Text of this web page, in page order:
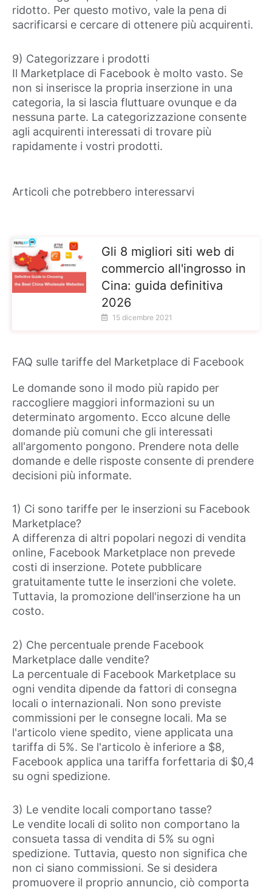
ridotto. Per questo motivo, vale la pena di
sacrificarsi e cercare di ottenere più acquirenti.
9) Categorizzare i prodotti
Il Marketplace di Facebook è molto vasto. Se
non si inserisce la propria inserzione in una
categoria, la si lascia fluttuare ovunque e da
nessuna parte. La categorizzazione consente
agli acquirenti interessati di trovare più
rapidamente i vostri prodotti.
Articoli che potrebbero interessarvi
Gli 8 migliori siti web di
commercio all'ingrosso in
Cina: guida definitiva
2026
15 dicembre 2021
FAQ sulle tariffe del Marketplace di Facebook
Le domande sono il modo più rapido per
raccogliere maggiori informazioni su un
determinato argomento. Ecco alcune delle
domande più comuni che gli interessati
all'argomento pongono. Prendere nota delle
domande e delle risposte consente di prendere
decisioni più informate.
1) Ci sono tariffe per le inserzioni su Facebook
Marketplace?
A differenza di altri popolari negozi di vendita
online, Facebook Marketplace non prevede
costi di inserzione. Potete pubblicare
gratuitamente tutte le inserzioni che volete.
Tuttavia, la promozione dell'inserzione ha un
costo.
2) Che percentuale prende Facebook
Marketplace dalle vendite?
La percentuale di Facebook Marketplace su
ogni vendita dipende da fattori di consegna
locali o internazionali. Non sono previste
commissioni per le consegne locali. Ma se
l'articolo viene spedito, viene applicata una
tariffa di 5%. Se l'articolo è inferiore a $8,
Facebook applica una tariffa forfettaria di $0,4
su ogni spedizione.
3) Le vendite locali comportano tasse?
Le vendite locali di solito non comportano la
consueta tassa di vendita di 5% su ogni
spedizione. Tuttavia, questo non significa che
non ci siano commissioni. Se si desidera
promuovere il proprio annuncio, ciò comporta